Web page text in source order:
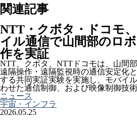
関連記事
NTT・クボタ・ドコモ
イル通信で山間部のロ
作を実証
NTT、クボタ、NTTドコモは、山間
遠隔操作・遠隔監視時の通信安定化
する共同実証実験を実施し、モバイ
わせた通信制御、および映像制御技
ニュース
宇宙・インフラ
2026.05.25